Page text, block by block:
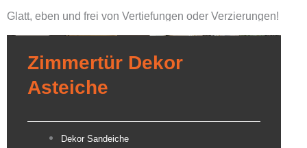
Glatt, eben und frei von Vertiefungen oder Verzierungen!
Zimmertür Dekor
Asteiche
Dekor Sandeiche